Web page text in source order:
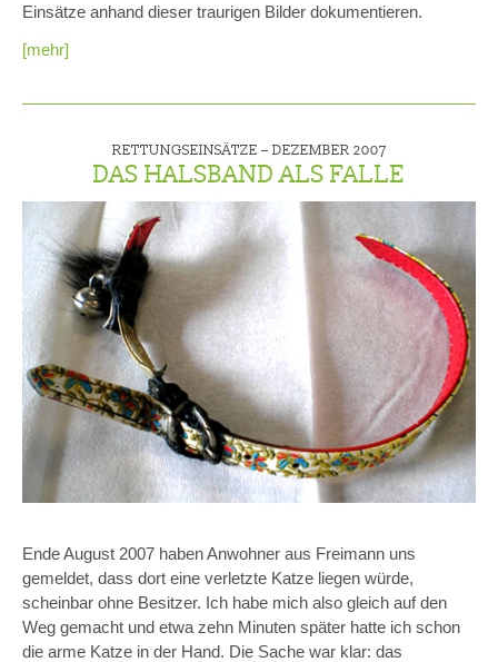
Einsätze anhand dieser traurigen Bilder dokumentieren.
[mehr]
RETTUNGSEINSÄTZE – DEZEMBER 2007
DAS HALSBAND ALS FALLE
Ende August 2007 haben Anwohner aus Freimann uns
gemeldet, dass dort eine verletzte Katze liegen würde,
scheinbar ohne Besitzer. Ich habe mich also gleich auf den
Weg gemacht und etwa zehn Minuten später hatte ich schon
die arme Katze in der Hand. Die Sache war klar: das